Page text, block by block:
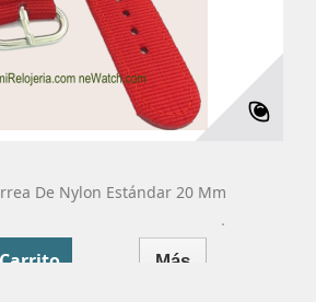
De Nylon Estándar 20 Mm
Más